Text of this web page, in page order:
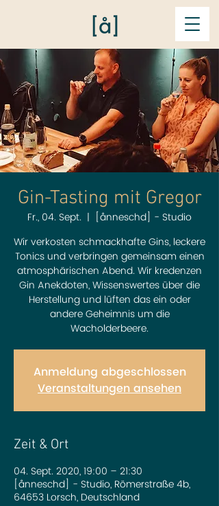
Gin-Tasting mit Gregor
Fr., 04. Sept.
  |
[ånneschd] - Studio
Wir verkosten schmackhafte Gins, leckere
Tonics und verbringen gemeinsam einen
atmosphärischen Abend. Wir kredenzen
Gin Anekdoten, Wissenswertes über die
Herstellung und lüften das ein oder
andere Geheimnis um die
Wacholderbeere.
Anmeldung abgeschlossen
Veranstaltungen ansehen
Zeit & Ort
04. Sept. 2020, 19:00 – 21:30
[ånneschd] - Studio, Römerstraße 4b,
64653 Lorsch, Deutschland